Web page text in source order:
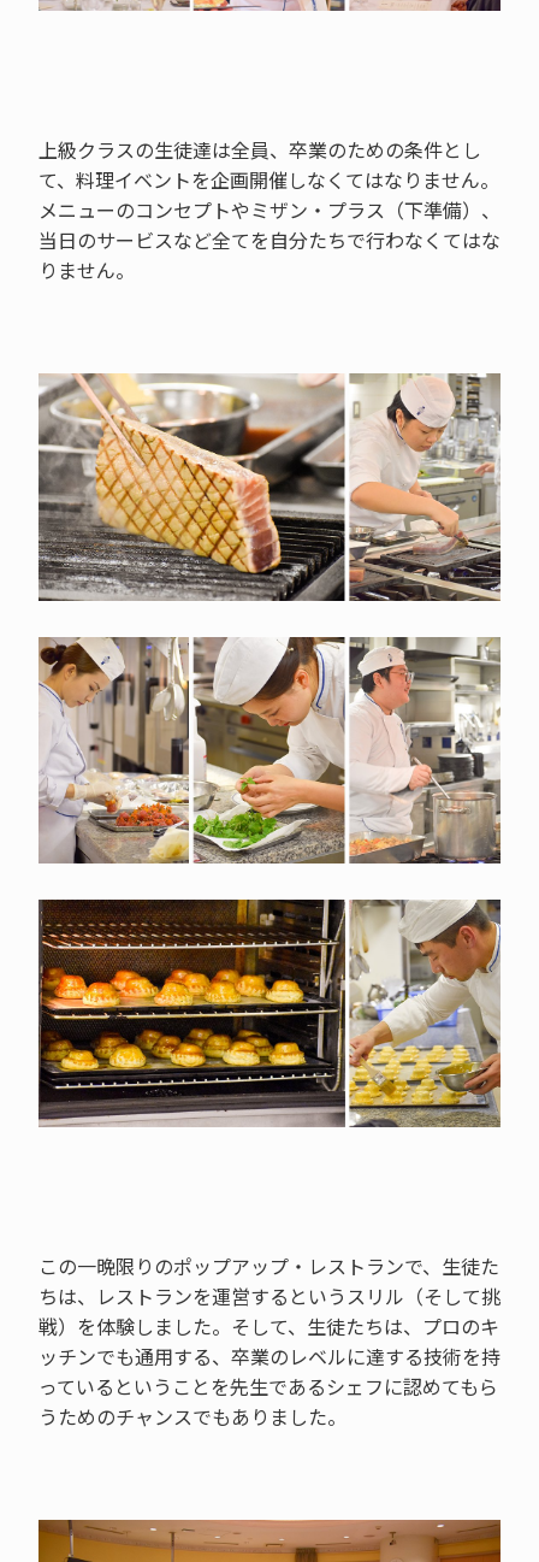
上級クラスの生徒達は全員、卒業のための条件とし
て、料理イベントを企画開催しなくてはなりません。
メニューのコンセプトやミザン・プラス（下準備）、
当日のサービスなど全てを自分たちで行わなくてはな
りません。
この一晩限りのポップアップ・レストランで、生徒た
ちは、レストランを運営するというスリル（そして挑
戦）を体験しました。そして、生徒たちは、プロのキ
ッチンでも通用する、卒業のレベルに達する技術を持
っているということを先生であるシェフに認めてもら
うためのチャンスでもありました。